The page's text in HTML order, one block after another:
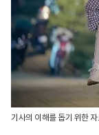
기사의 이해를 돕기 위한